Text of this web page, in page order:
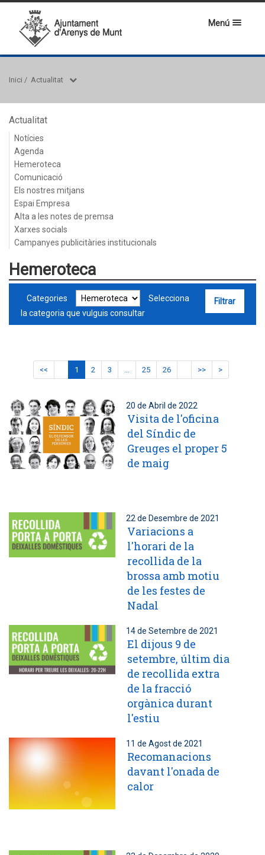
Menú
Inici / Actualitat
Actualitat
Notícies
Agenda
Hemeroteca
Comunicació
Els nostres mitjans
Espai Empresa
Alta a les notes de premsa
Xarxes socials
Campanyes publicitàries institucionals
Hemeroteca
Categories
Selecciona
la categoria que vulguis consultar
<< 1 2 3 ... 25 26 >> >
20 de Abril de 2022
Visita de l'oficina
del Síndic de
Greuges el proper 5
de maig
22 de Desembre de 2021
Variacions a
l'horari de la
recollida de la
brossa amb motiu
de les festes de
Nadal
14 de Setembre de 2021
El dijous 9 de
setembre, últim dia
de recollida extra
de la fracció
orgànica durant
l'estiu
11 de Agost de 2021
Recomanacions
davant l'onada de
calor